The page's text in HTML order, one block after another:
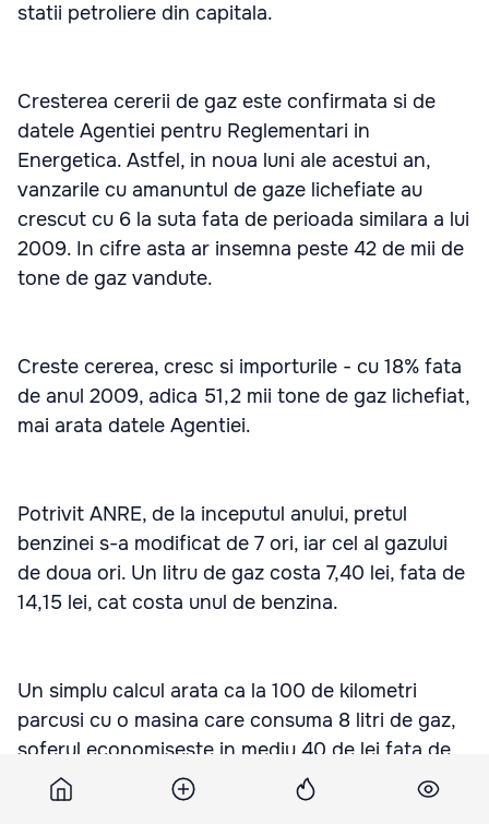
statii petroliere din capitala.
Cresterea cererii de gaz este confirmata si de
datele Agentiei pentru Reglementari in
Energetica. Astfel, in noua luni ale acestui an,
vanzarile cu amanuntul de gaze lichefiate au
crescut cu 6 la suta fata de perioada similara a lui
2009. In cifre asta ar insemna peste 42 de mii de
tone de gaz vandute.
Creste cererea, cresc si importurile - cu 18% fata
de anul 2009, adica 51,2 mii tone de gaz lichefiat,
mai arata datele Agentiei.
Potrivit ANRE, de la inceputul anului, pretul
benzinei s-a modificat de 7 ori, iar cel al gazului
de doua ori. Un litru de gaz costa 7,40 lei, fata de
14,15 lei, cat costa unul de benzina.
Un simplu calcul arata ca la 100 de kilometri
parcusi cu o masina care consuma 8 litri de gaz,
soferul economiseste in mediu 40 de lei fata de
una la benzina.